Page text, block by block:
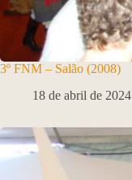
3º FNM – Salão (2008)
18 de abril de 2024